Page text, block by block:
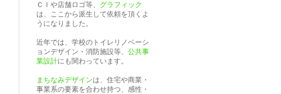
ＣＩや店舗ロゴ等、 グラフィック
は、ここから派生して依頼を頂くよ
うになりました。
近年では、学校のトイレリノベーシ
ョンデザイン・消防施設等、 公共事
業設計にも関わっています。
まちなみデザインは、住宅や商業・
事業系の要素を合わせ持つ、感性・